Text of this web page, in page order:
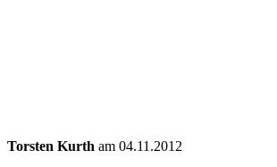
Torsten Kurth am 04.11.2012